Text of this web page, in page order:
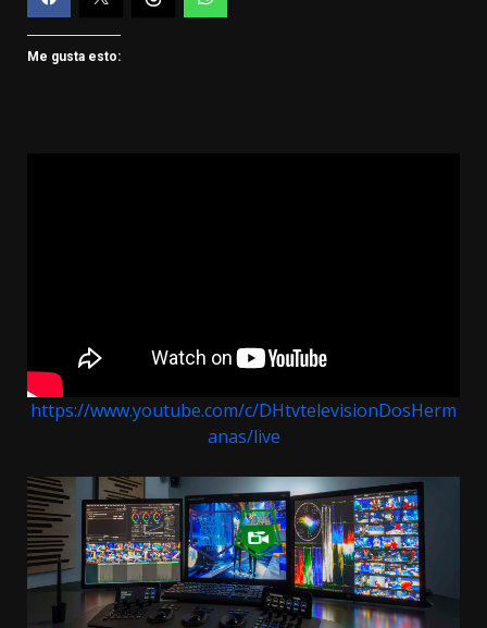
Me gusta esto:
https://www.youtube.com/c/DHtvtelevisionDosHerm
anas/live